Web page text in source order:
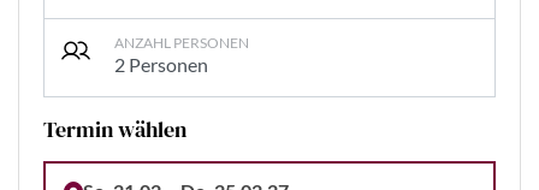
ANZAHL PERSONEN
2 Personen
Termin wählen